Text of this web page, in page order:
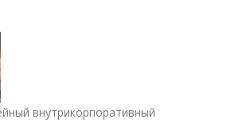
внутрикорпоративный